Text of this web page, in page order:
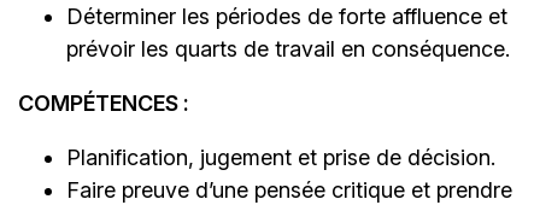
Déterminer les périodes de forte affluence et
prévoir les quarts de travail en conséquence.
COMPÉTENCES :
Planification, jugement et prise de décision.
Faire preuve d’une pensée critique et prendre